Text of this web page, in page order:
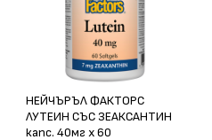
НЕЙЧЪРЪЛ ФАКТОРС
ЛУТЕИН СЪС ЗЕАКСАНТИН
капс. 40мг х 60